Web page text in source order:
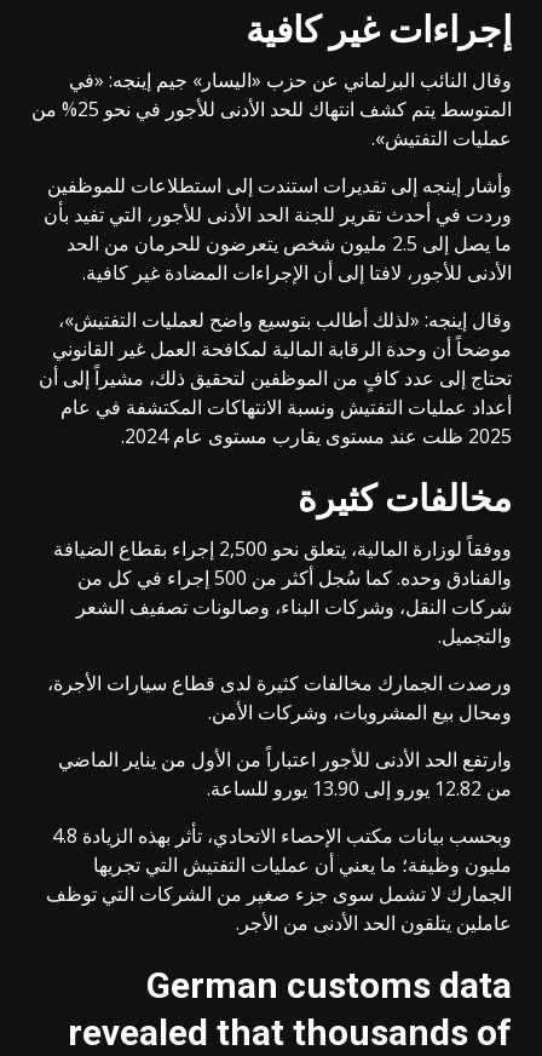
إجراءات غير كافية
وقال النائب البرلماني عن حزب «اليسار» جيم إينجه: «في
المتوسط يتم كشف انتهاك للحد الأدنى للأجور في نحو 25% من
عمليات التفتيش».
وأشار إينجه إلى تقديرات استندت إلى استطلاعات للموظفين
وردت في أحدث تقرير للجنة الحد الأدنى للأجور، التي تفيد بأن
ما يصل إلى 2.5 مليون شخص يتعرضون للحرمان من الحد
الأدنى للأجور، لافتا إلى أن الإجراءات المضادة غير كافية.
وقال إينجه: «لذلك أطالب بتوسيع واضح لعمليات التفتيش»،
موضحاً أن وحدة الرقابة المالية لمكافحة العمل غير القانوني
تحتاج إلى عدد كافٍ من الموظفين لتحقيق ذلك، مشيراً إلى أن
أعداد عمليات التفتيش ونسبة الانتهاكات المكتشفة في عام
2025 ظلت عند مستوى يقارب مستوى عام 2024.
مخالفات كثيرة
ووفقاً لوزارة المالية، يتعلق نحو 2,500 إجراء بقطاع الضيافة
والفنادق وحده. كما سُجل أكثر من 500 إجراء في كل من
شركات النقل، وشركات البناء، وصالونات تصفيف الشعر
والتجميل.
ورصدت الجمارك مخالفات كثيرة لدى قطاع سيارات الأجرة،
ومحال بيع المشروبات، وشركات الأمن.
وارتفع الحد الأدنى للأجور اعتباراً من الأول من يناير الماضي
من 12.82 يورو إلى 13.90 يورو للساعة.
وبحسب بيانات مكتب الإحصاء الاتحادي، تأثر بهذه الزيادة 4.8
مليون وظيفة؛ ما يعني أن عمليات التفتيش التي تجريها
الجمارك لا تشمل سوى جزء صغير من الشركات التي توظف
عاملين يتلقون الحد الأدنى من الأجر.
German customs data
revealed that thousands of